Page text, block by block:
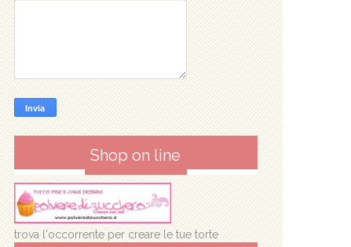
Shop on line
trova l'occorrente per creare le tue torte